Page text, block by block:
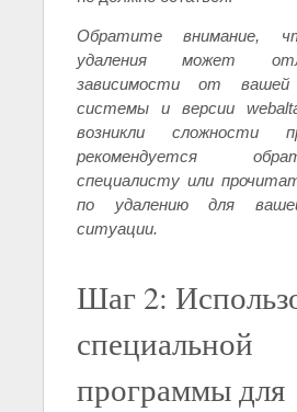
Обратите внимание,
удаления может
зависимости от вашей
системы и версии
возникли сложности
рекомендуется
специалисту или
по удалению для
ситуации.
Шаг 2:
специальной
программы для